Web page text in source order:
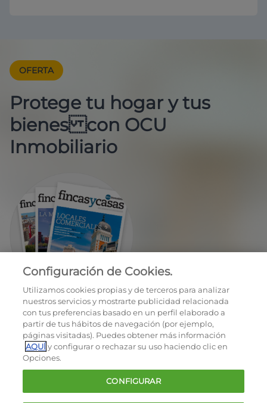
OFERTA
Protege tu hogar y tus
bienes con OCU
Inmobiliario
EN REGALO LA REVISTA BIMESTRAL
OCU © 2026
Cookies
Configuración de Cookies.
Utilizamos cookies propias y de terceros para analizar
nuestros servicios y mostrarte publicidad relacionada
con tus preferencias basado en un perfil elaborado a
partir de tus hábitos de navegación (por ejemplo,
páginas visitadas). Puedes obtener más información
AQUÍy configurar o rechazar su uso haciendo clic en
Opciones.
CONFIGURAR